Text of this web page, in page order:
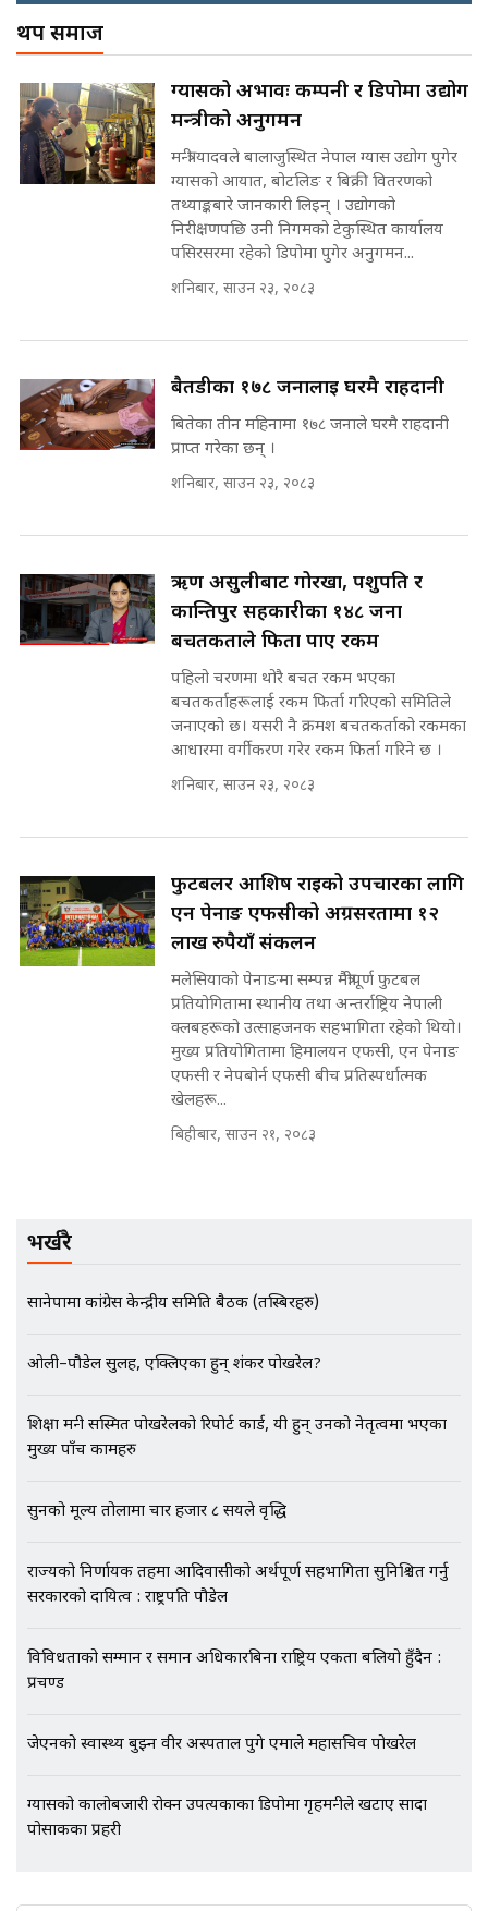
अदालतको गुनासो अब सिधै सर्वोच्चमा
|| Court Grievances Directly to
the Supreme Court ||
SIDHAKURA
मोबिलिटीमा महिलाको पहुँच विस्तार गर्दै
इनड्राइभ || SIDHAKURA ||
Prachanda, Rabi, Gagan Stand
SIDHAKURA ||
रसुवाकाे भाङ्गे झरना | Bhange
SIDHAKURA ||
कहिले बन्ला चक्रपथ ? विस्तार कार्यमा
SIDHAKURA
पोप्पोको पासोः कमाउने लोभमा घरबार नै
उठिबास | The Dark Side of
'Poppo Live'-SIDHAKURA
INVESTIGATION
घुसको डिल || Raj Kumar Gupta ||
घुसको डिल गर्ने मन्त्रीकाे राजिनामा,
भूमिसुधार मन्त्रीलाई जोगाइदै ! ||
SIDHAKURA ||
प्रधानमन्त्री ? || SIDHAKURA ||
SIDHAKURA INVESTIGATION
||
मन्त्री र पूर्व मन्त्रीको ७८ लाख घुस डिलको
अडियो | FULL AUDIO |
SIDHAKURA |
मन्त्रीले घुस डिल गरेको अडियो ! दुई झोला
नोट मन्त्रीलाई घुस | SIDHAKURA |
SIDHAKURA INVESTIGATION |
मृतकका परिवारप्रति मेडिकल काउन्सीलको
बदनियत ! न्याय खोज्दै भौतारिदै सुवास
कनेक्सन ! || VISIT VISA SCAM
Followup: CCTV Footage Lost |
SIDHAKURA |
थप समाज
ग्यासको अभावः कम्पनी र डिपोमा उद्योग
मन्त्रीको अनुगमन
मन्त्री यादवले बालाजुस्थित नेपाल ग्यास उद्योग पुगेर
ग्यासको आयात, बोटलिङ र बिक्री वितरणको
तथ्याङ्कबारे जानकारी लिइन् । उद्योगको
निरीक्षणपछि उनी निगमको टेकुस्थित कार्यालय
पसिरसरमा रहेको डिपोमा पुगेर अनुगमन...
शनिबार, साउन २३, २०८३
बैतडीका १७८ जनालाई घरमै राहदानी
बितेका तीन महिनामा १७८ जनाले घरमै राहदानी
प्राप्त गरेका छन् ।
शनिबार, साउन २३, २०८३
ऋण असुलीबाट गोरखा, पशुपति र
कान्तिपुर सहकारीका १४८ जना
बचतकर्ताले फिर्ता पाए रकम
पहिलो चरणमा थोरै बचत रकम भएका
बचतकर्ताहरूलाई रकम फिर्ता गरिएको समितिले
जनाएको छ। यसरी नै क्रमश बचतकर्ताको रकमका
आधारमा वर्गीकरण गरेर रकम फिर्ता गरिने छ ।
शनिबार, साउन २३, २०८३
फुटबलर आशिष राईको उपचारका लागि
एन पेनाङ एफसीको अग्रसरतामा १२
लाख रुपैयाँ संकलन
मलेसियाको पेनाङमा सम्पन्न मैत्रीपूर्ण फुटबल
प्रतियोगितामा स्थानीय तथा अन्तर्राष्ट्रिय नेपाली
क्लबहरूको उत्साहजनक सहभागिता रहेको थियो।
मुख्य प्रतियोगितामा हिमालयन एफसी, एन पेनाङ
एफसी र नेपबोर्न एफसी बीच प्रतिस्पर्धात्मक
खेलहरू...
बिहीबार, साउन २१, २०८३
भर्खरै
सानेपामा कांग्रेस केन्द्रीय समिति बैठक (तस्बिरहरु)
ओली–पौडेल सुलह, एक्लिएका हुन् शंकर पोखरेल?
शिक्षा मन्त्री सस्मित पोखरेलको रिपोर्ट कार्ड, यी हुन् उनको नेतृत्वमा भएका
मुख्य पाँच कामहरु
सुनको मूल्य तोलामा चार हजार ८ सयले वृद्धि
राज्यको निर्णायक तहमा आदिवासीको अर्थपूर्ण सहभागिता सुनिश्चित गर्नु
सरकारको दायित्व : राष्ट्रपति पौडेल
विविधताको सम्मान र समान अधिकारबिना राष्ट्रिय एकता बलियो हुँदैन :
प्रचण्ड
जेएनको स्वास्थ्य बुझ्न वीर अस्पताल पुगे एमाले महासचिव पोखरेल
ग्यासको कालोबजारी रोक्न उपत्यकाका डिपोमा गृहमन्त्रीले खटाए सादा
पोसाकका प्रहरी